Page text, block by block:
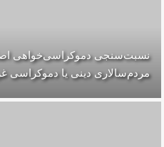
نسبت‌سنجی دموکراسی‌خواهی
مردم‌سالاری دینی یا دموکراسی